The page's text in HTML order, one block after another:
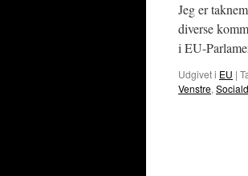
Jeg er
diverse
i EU-
Udgivet i EU |
Venstre,